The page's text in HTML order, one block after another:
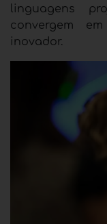
linguagens
convergem
inovador.